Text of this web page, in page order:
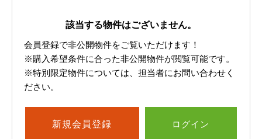
該当する物件はございません。
会員登録で非公開物件をご覧いただけます！
※購入希望条件に合った非公開物件が閲覧可能です。
※特別限定物件については、担当者にお問い合わせく
ださい。
新規会員登録 ログイン